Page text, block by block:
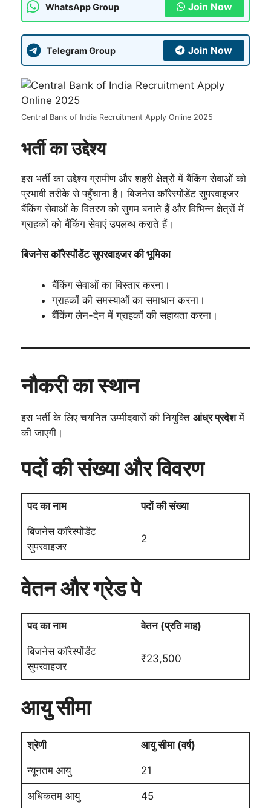
WhatsApp Group Join Now
Telegram Group Join Now
Central Bank of India Recruitment Apply Online 2025
भर्ती का उद्देश्य
इस भर्ती का उद्देश्य ग्रामीण और शहरी क्षेत्रों में बैंकिंग सेवाओं को
प्रभावी तरीके से पहुँचाना है। बिजनेस कॉरेस्पोंडेंट सुपरवाइजर
बैंकिंग सेवाओं के वितरण को सुगम बनाते हैं और विभिन्न क्षेत्रों में
ग्राहकों को बैंकिंग सेवाएं उपलब्ध कराते हैं।
बिजनेस कॉरेस्पोंडेंट सुपरवाइजर की भूमिका
बैंकिंग सेवाओं का विस्तार करना।
ग्राहकों की समस्याओं का समाधान करना।
बैंकिंग लेन-देन में ग्राहकों की सहायता करना।
नौकरी का स्थान
इस भर्ती के लिए चयनित उम्मीदवारों की नियुक्ति आंध्र प्रदेशमें
की जाएगी।
पदों की संख्या और विवरण
पद का नाम पदों की संख्या
बिजनेस कॉरेस्पोंडेंट
सुपरवाइजर
2
वेतन और ग्रेड पे
पद का नाम वेतन (प्रति माह)
बिजनेस कॉरेस्पोंडेंट
सुपरवाइजर
₹23,500
आयु सीमा
श्रेणी आयु सीमा (वर्ष)
न्यूनतम आयु 21
अधिकतम आयु 45